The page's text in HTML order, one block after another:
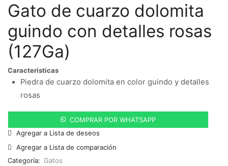
Gato de cuarzo dolomita
guindo con detalles rosas
(127Ga)
Características
Piedra de cuarzo dolomita en color guindo y detalles
rosas
COMPRAR POR WHATSAPP
Agregar a Lista de deseos
Agregar a Lista de comparación
Categoría: Gatos